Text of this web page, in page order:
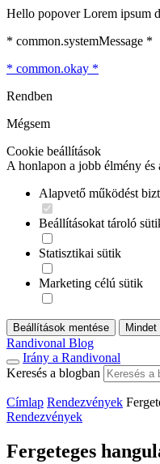
Hello popover Lorem ipsum
* common.systemMessage *
* common.okay *
Rendben
Mégsem
Cookie beállítások
A honlapon a jobb élmény és
Alapvető működést
Beállításokat tároló
Statisztikai sütik
Marketing célú sütik
Beállítások mentése Mindet
Randivonal Blog
Irány a Randivonal
Keresés a blogban
Címlap Rendezvények
Rendezvények
Fergeteges